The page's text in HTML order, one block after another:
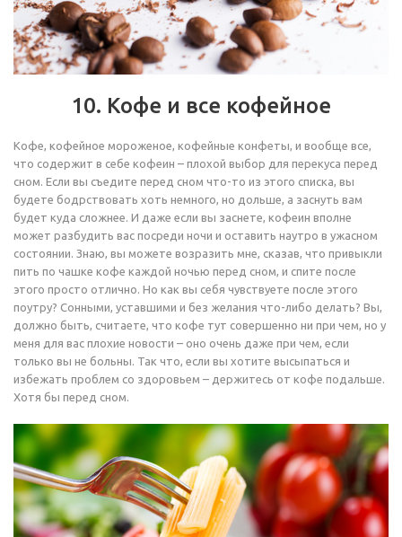
10. Кофе и все кофейное
Кофе, кофейное мороженое, кофейные конфеты, и вообще все,
что содержит в себе кофеин – плохой выбор для перекуса перед
сном. Если вы съедите перед сном что-то из этого списка, вы
будете бодрствовать хоть немного, но дольше, а заснуть вам
будет куда сложнее. И даже если вы заснете, кофеин вполне
может разбудить вас посреди ночи и оставить наутро в ужасном
состоянии. Знаю, вы можете возразить мне, сказав, что привыкли
пить по чашке кофе каждой ночью перед сном, и спите после
этого просто отлично. Но как вы себя чувствуете после этого
поутру? Сонными, уставшими и без желания что-либо делать? Вы,
должно быть, считаете, что кофе тут совершенно ни при чем, но у
меня для вас плохие новости – оно очень даже при чем, если
только вы не больны. Так что, если вы хотите высыпаться и
избежать проблем со здоровьем – держитесь от кофе подальше.
Хотя бы перед сном.